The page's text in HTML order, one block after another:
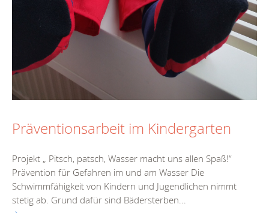
Präventionsarbeit im Kindergarten
Projekt „ Pitsch, patsch, Wasser macht uns allen Spaß!“
Prävention für Gefahren im und am Wasser Die
Schwimmfähigkeit von Kindern und Jugendlichen nimmt
stetig ab. Grund dafür sind Bädersterben...